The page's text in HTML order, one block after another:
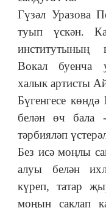
Гүзәл Уразова
туып үскән.
институтының
Вокал буенча
халык артисты
Бүгенгесе
белән өч бала
тәрбияләп
Без исә моңлы
алуы белән
күреп, татар
моңын саклап